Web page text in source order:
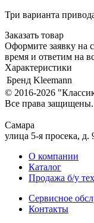
Три варианта
Заказать товар
Оформите заявку на
время и ответим на
Характеристики
Бренд Kleemann
© 2016-2026
Все права защищены.
Самара
улица 5-я просека, д.
О компании
Каталог
Продажа б/у
Сервисное
Контакты